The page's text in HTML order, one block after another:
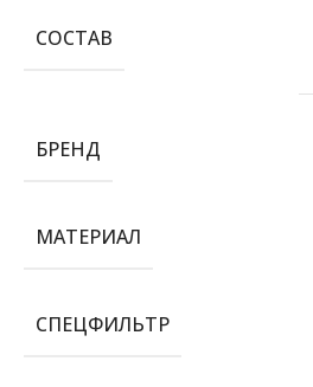
СОСТАВ
БРЕНД
МАТЕРИАЛ
СПЕЦФИЛЬТР